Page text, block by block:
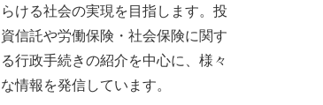
らける社会の実現を目指します。投
資信託や労働保険・社会保険に関す
る行政手続きの紹介を中心に、様々
な情報を発信しています。